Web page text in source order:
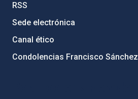
RSS
Sede electrónica
Canal ético
Condolencias Francisco Sánchez